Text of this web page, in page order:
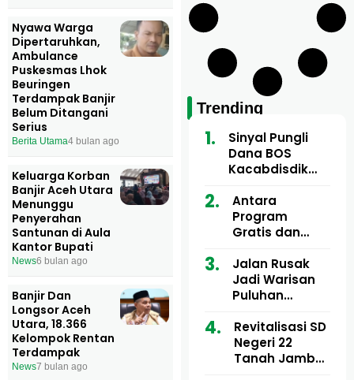
Nyawa Warga
Dipertaruhkan,
Ambulance
Puskesmas Lhok
Beuringen
Terdampak Banjir
Belum Ditangani
Serius
Berita Utama4 bulan ago
Keluarga Korban
Banjir Aceh Utara
Menunggu
Penyerahan
Santunan di Aula
Kantor Bupati
News6 bulan ago
Banjir Dan
Longsor Aceh
Utara, 18.366
Kelompok Rentan
Terdampak
News7 bulan ago
Trending
Sinyal Pungli
Dana BOS
Kacabdisdik
Mencuat, 84
Sekolah Wajib
Setor
Antara
Program
Gratis dan
Motor Imum
Gampong, Uji
Nyali APH
Bermain di
Balik Rp250
Ribu
Jalan Rusak
Jadi Warisan
Puluhan
dan Tgk
Muharuddin
Kini Didesak
Revitalisasi SD
Negeri 22
Tanah Jambo